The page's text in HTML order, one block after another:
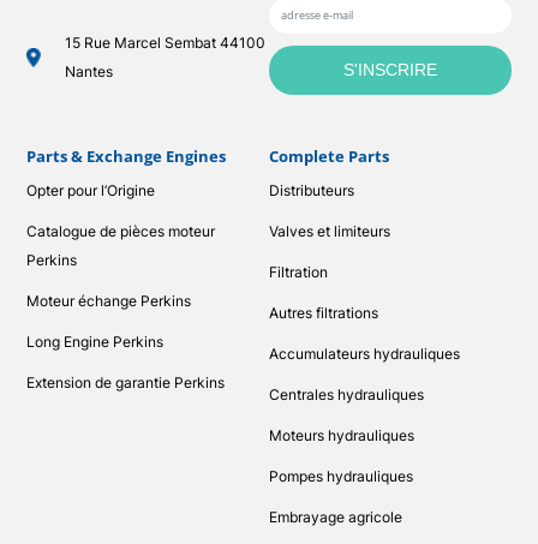
Parts & Exchange Engines
Opter pour l’Origine
Catalogue de pièces moteur
Perkins
Moteur échange Perkins
Long Engine Perkins
Extension de garantie Perkins
15 Rue Marcel Sembat 44100
Nantes
Complete Parts
Distributeurs
Valves et limiteurs
Filtration
Autres filtrations
Accumulateurs hydrauliques
Centrales hydrauliques
Moteurs hydrauliques
Pompes hydrauliques
Embrayage agricole